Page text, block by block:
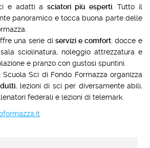
e adatti asciatori più esperti. Tutto il
panoramico e tocca buona parte delle
una serie diservizi e comfort: docce e
sciolinatura, noleggio attrezzatura e
e pranzo con gustosi spuntini.
Sci di Fondo Formazza organizza
, lezioni di sci per diversamente abili,
federali e lezioni di telemark.